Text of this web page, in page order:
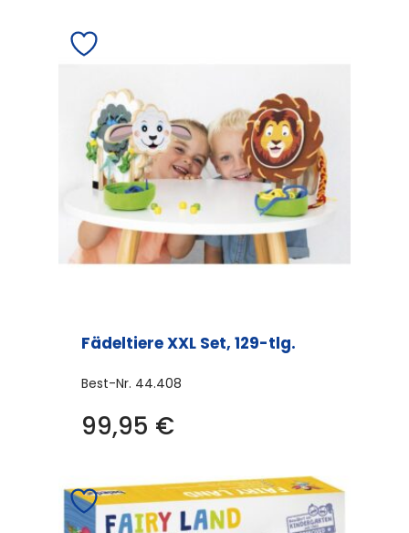
Fädeltiere XXL Set, 129-tlg.
Best-Nr. 44.408
99,95 €